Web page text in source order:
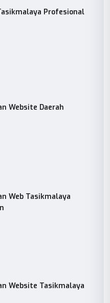
Profesional
Website Daerah
Web Tasikmalaya
Website Tasikmalaya